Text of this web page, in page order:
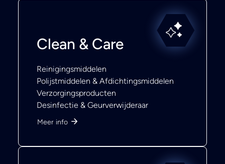
Clean & Care
Reinigingsmiddelen
Polijstmiddelen & Afdichtingsmiddelen
Verzorgingsproducten
Desinfectie & Geurverwijderaar
Meer info